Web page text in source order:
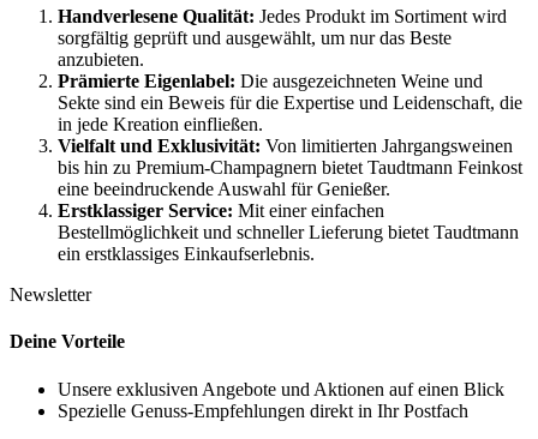
Handverlesene Qualität: Jedes Produkt im Sortiment wird
sorgfältig geprüft und ausgewählt, um nur das Beste
anzubieten.
Prämierte Eigenlabel: Die ausgezeichneten Weine und
Sekte sind ein Beweis für die Expertise und Leidenschaft, die
in jede Kreation einfließen.
Vielfalt und Exklusivität: Von limitierten Jahrgangsweinen
bis hin zu Premium-Champagnern bietet Taudtmann Feinkost
eine beeindruckende Auswahl für Genießer.
Erstklassiger Service: Mit einer einfachen
Bestellmöglichkeit und schneller Lieferung bietet Taudtmann
ein erstklassiges Einkaufserlebnis.
Newsletter
Deine Vorteile
Unsere exklusiven Angebote und Aktionen auf einen Blick
Spezielle Genuss-Empfehlungen direkt in Ihr Postfach